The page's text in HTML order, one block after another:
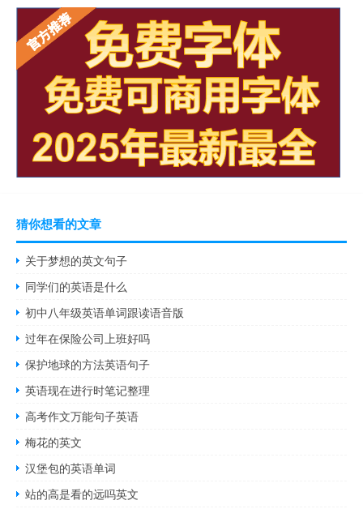
猜你想看的文章
关于梦想的英文句子
同学们的英语是什么
初中八年级英语单词跟读语音版
过年在保险公司上班好吗
保护地球的方法英语句子
英语现在进行时笔记整理
高考作文万能句子英语
梅花的英文
汉堡包的英语单词
站的高是看的远吗英文